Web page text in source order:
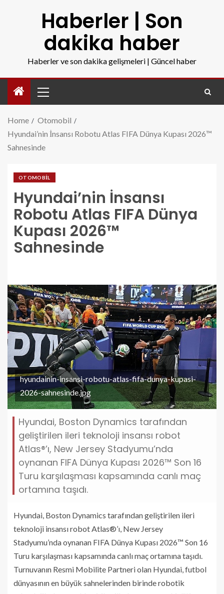
Haberler | Son
dakika haber
Haberler ve son dakika gelişmeleri | Güncel haber
Home
Otomobil
Hyundai’nin İnsansı Robotu Atlas FIFA Dünya Kupası 2026™
Sahnesinde
OTOMOBIL
Hyundai’nin İnsansı
Robotu Atlas FIFA Dünya
Kupası 2026™
Sahnesinde
hyundainin-insansi-robotu-atlas-fifa-dunya-kupasi-
2026-sahnesinde.jpg
Hyundai, Boston Dynamics tarafından
geliştirilen ileri teknoloji insansı robot
Atlas®’ı, New Jersey Stadyumu’nda
oynanan FIFA Dünya Kupası 2026™ Son 16
Turu karşılaşması kapsamında canlı maç
ortamına taşıdı.
Hyundai, Boston Dynamics tarafından geliştirilen ileri
teknoloji insansı robot Atlas®’ı, New Jersey
Stadyumu’nda oynanan FIFA Dünya Kupası 2026™ Son 16
Turu karşılaşması kapsamında canlı maç ortamına taşıdı.
Turnuvanın Resmi Mobilite Partneri olan Hyundai, futbol
dünyasının en büyük sahnelerinden birinde robotik